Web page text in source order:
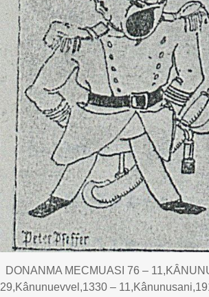
DONANMA MECMUASI 76 –
29,Kânunuevvel,1330 –